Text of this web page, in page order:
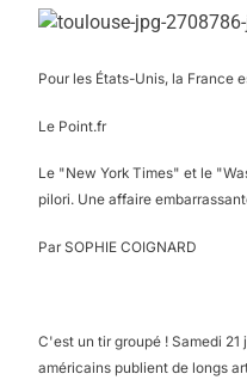
Pour les États-Unis, la France
Le Point.fr
Le "New York Times" et le
pilori. Une affaire
Par SOPHIE COIGNARD
C'est un tir groupé ! Samedi
américains publient de longs